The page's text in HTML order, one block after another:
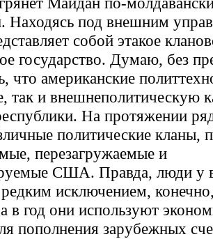
Находясь под внешним
собой этакое
государство. Думаю, без
что американские
так и внешнеполитическую
На протяжении
политические кланы,
перезагружаемые и
США. Правда, люди у
исключением,
в год они используют
пополнения зарубежных